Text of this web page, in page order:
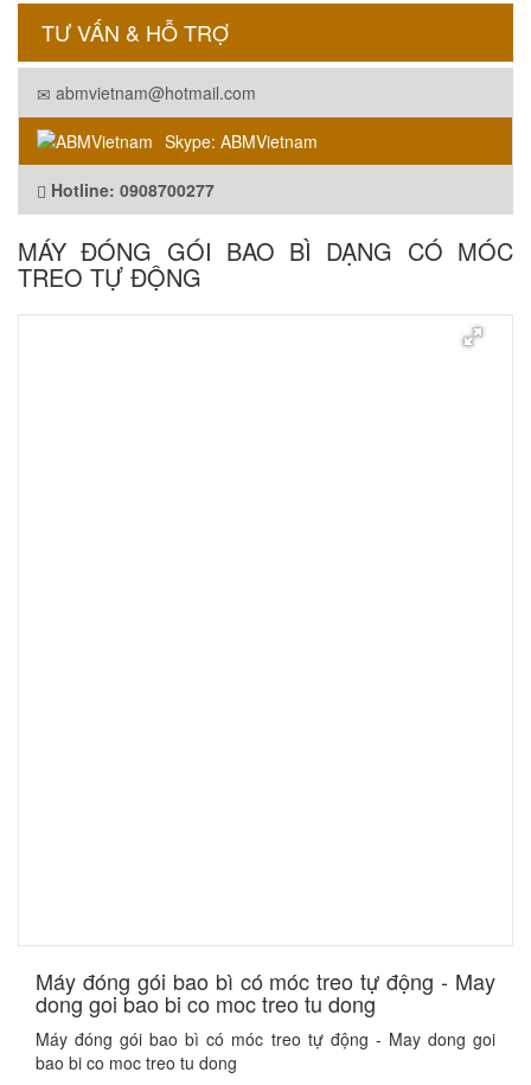
TƯ VẤN & HỖ TRỢ
abmvietnam@hotmail.com
Skype: ABMVietnam
Hotline: 0908700277
MÁY ĐÓNG GÓI BAO BÌ DẠNG CÓ MÓC
TREO TỰ ĐỘNG
Máy đóng gói bao bì có móc treo tự động - May
dong goi bao bi co moc treo tu dong
Máy đóng gói bao bì có móc treo tự động - May dong goi
bao bi co moc treo tu dong